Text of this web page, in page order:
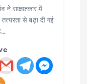
ने साक्षात्कार में
तत्परता से बढ़ा दी गई